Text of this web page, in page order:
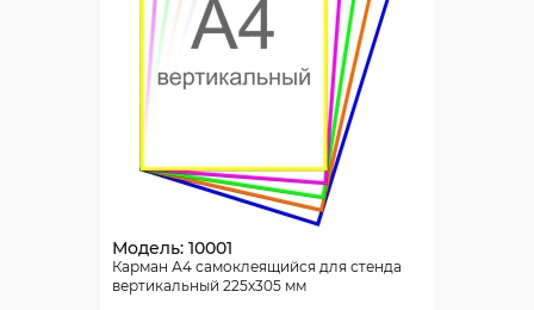
Модель: 10001
Карман А4 самоклеящийся для стенда
вертикальный 225х305 мм